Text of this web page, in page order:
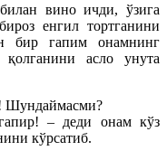
вино ичди, ўзига
енгил тортганини
бир гапим онамнинг
асло унута
Шундаймасми?
– деди онам кўз
кўрсатиб.